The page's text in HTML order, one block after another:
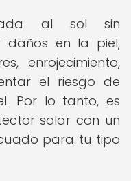
al sol sin
daños en la piel,
enrojecimiento,
el riesgo de
Por lo tanto, es
solar con un
para tu tipo